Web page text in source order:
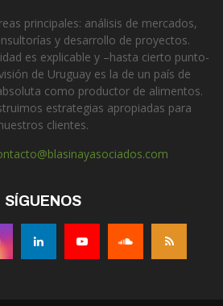
principales: análisis de mercados,
y desarrollo de proyectos.
es explicable y –hasta cierto punto-
de Uruguay es la de un país de
como productor de alimentos.
estrategias apropiadas para
clientes.
SÍGUENOS